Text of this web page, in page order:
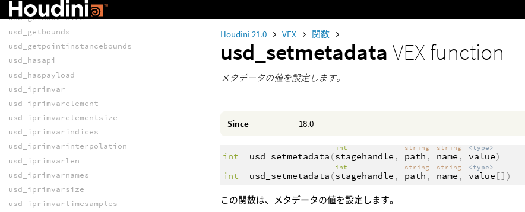
Houdini 21.0 VEX 関数
usd_setmetadataVEX function
メタデータの値を設定します。
Since 18.0
int usd_setmetadata (
int
stagehandle ,
string
path ,
string
name ,
<type>
value)
int
usd_setmetadata (
int
stagehandle ,
string
path ,
string
name ,
<type>
value [])
この関数は、メタデータの値を設定します。
usd_getbbox_min
usd_getbbox_size
usd_getbounds
usd_getpointinstancebounds
usd_hasapi
usd_haspayload
usd_iprimvar
usd_iprimvarelement
usd_iprimvarelementsize
usd_iprimvarindices
usd_iprimvarinterpolation
usd_iprimvarlen
usd_iprimvarnames
usd_iprimvarsize
usd_iprimvartimesamples